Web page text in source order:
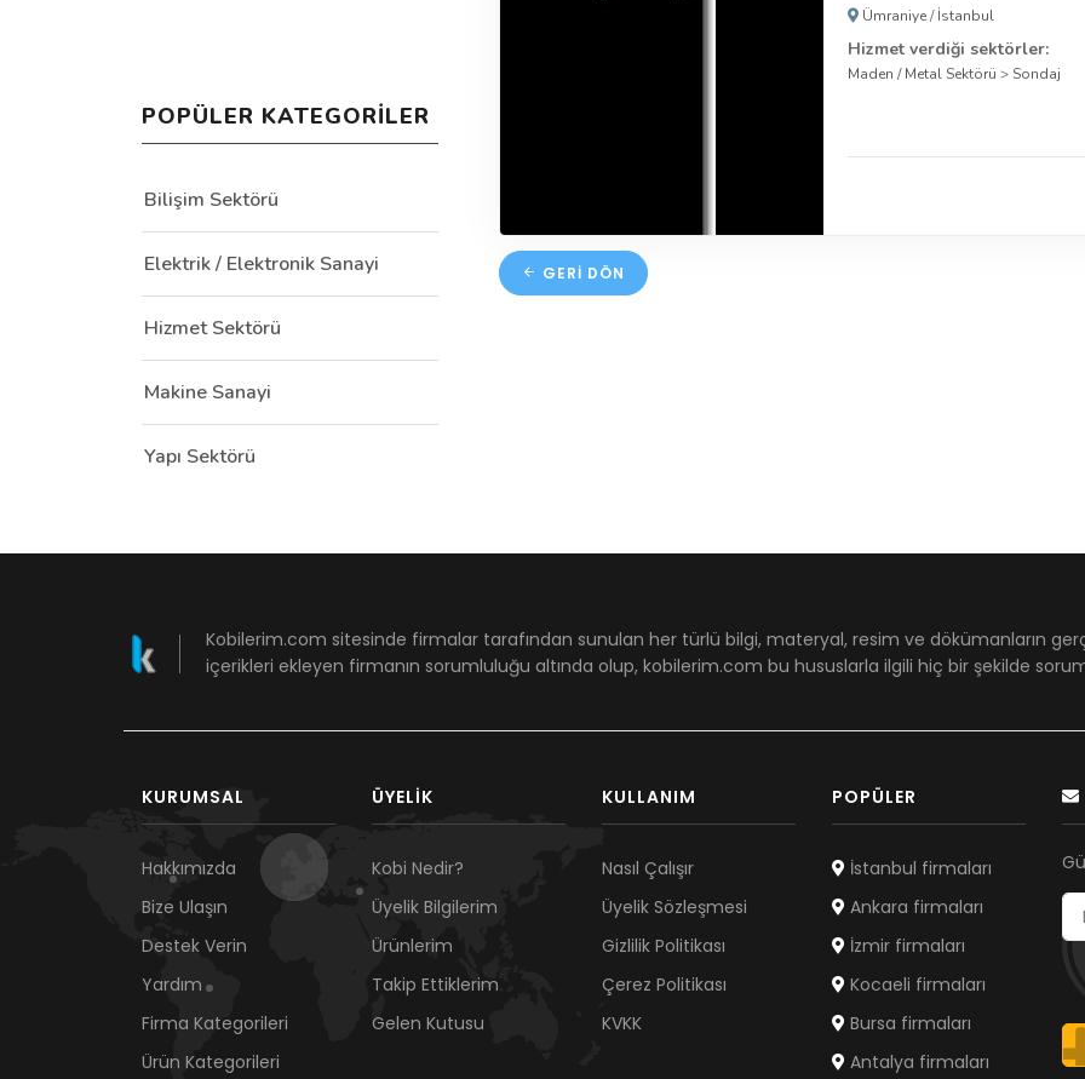
Ümraniye/İstanbul
Hizmet verdiği sektörler:
Maden / Metal Sektörü > Sondaj
GERI DÖN
POPÜLER KATEGORILER
Bilişim Sektörü
Elektrik / Elektronik Sanayi
Hizmet Sektörü
Makine Sanayi
Yapı Sektörü
Kobilerim.com sitesinde firmalar tarafından sunulan her türlü bilgi, materyal, resim ve dökümanların
içerikleri ekleyen firmanın sorumluluğu altında olup, kobilerim.com bu hususlarla ilgili hiç bir şekilde
KURUMSAL
Hakkımızda
Bize Ulaşın
Destek Verin
Yardım
Firma Kategorileri
Ürün Kategorileri
ÜYELIK
Kobi Nedir?
Üyelik Bilgilerim
Ürünlerim
Takip Ettiklerim
Gelen Kutusu
KULLANIM
Nasıl Çalışır
Üyelik Sözleşmesi
Gizlilik Politikası
Çerez Politikası
KVKK
POPÜLER
İstanbul firmaları
Ankara firmaları
İzmir firmaları
Kocaeli firmaları
Bursa firmaları
Antalya firmaları